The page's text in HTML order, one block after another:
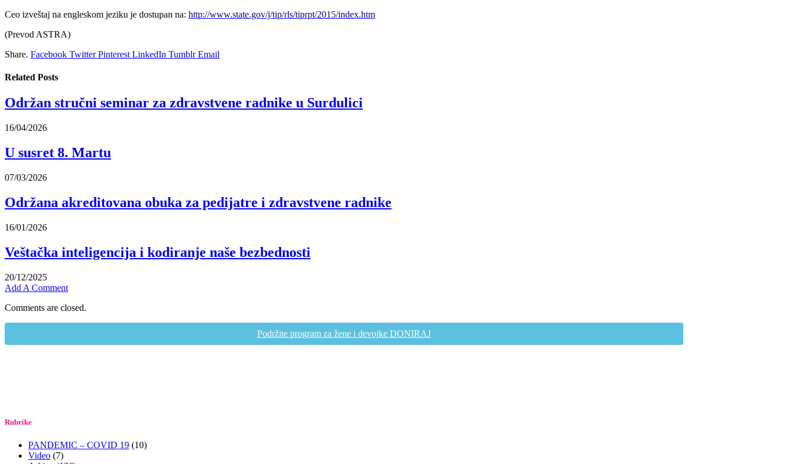
Ceo izveštaj na engleskom jeziku je dostupan na: http://www.state.gov/j/tip/rls/tiprpt/2015/index.htm
(Prevod ASTRA)
Share. Facebook Twitter Pinterest LinkedIn Tumblr Email
Related Posts
Održan stručni seminar za zdravstvene radnike u Surdulici
16/04/2026
U susret 8. Martu
07/03/2026
Održana akreditovana obuka za pedijatre i zdravstvene radnike
16/01/2026
Veštačka inteligencija i kodiranje naše bezbednosti
20/12/2025
Add A Comment
Comments are closed.
Podržite program za žene i devojke DONIRAJ
Rubrike
PANDEMIC – COVID 19 (10)
Video (7)